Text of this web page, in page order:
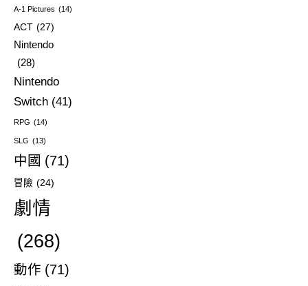
A-1 Pictures (14)
ACT (27)
Nintendo
(28)
Nintendo
Switch (41)
RPG (14)
SLG (13)
中國 (71)
冒險 (24)
劇情
(268)
動作 (71)